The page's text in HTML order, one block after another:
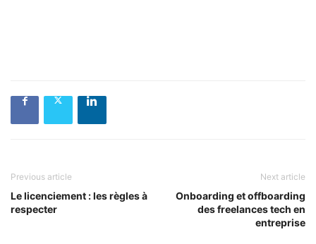
Previous article
Le licenciement : les règles à
respecter
Next article
Onboarding et offboarding
des freelances tech en
entreprise